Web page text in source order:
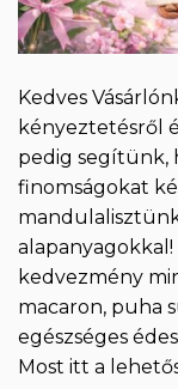
Kedves
kényeztetésről
pedig segítünk,
finomságokat
alapanyagokkal!
kedvezmény
macaron, puha
egészséges
Most itt a